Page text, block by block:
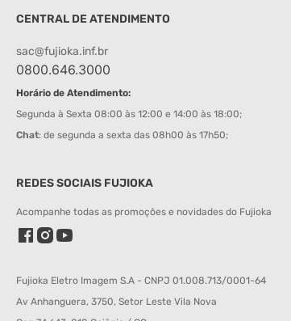
CENTRAL DE ATENDIMENTO
sac@fujioka.inf.br
0800.646.3000
Horário de Atendimento:
Segunda à Sexta 08:00 às 12:00 e 14:00 às 18:00;
Chat: de segunda a sexta das 08h00 às 17h50;
REDES SOCIAIS FUJIOKA
Acompanhe todas as promoções e novidades do Fujioka
Fujioka Eletro Imagem S.A - CNPJ 01.008.713/0001-64
Av Anhanguera, 3750, Setor Leste Vila Nova